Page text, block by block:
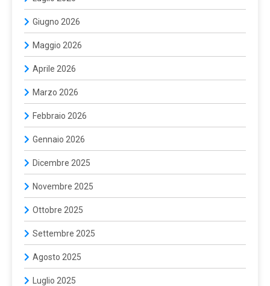
Giugno 2026
Maggio 2026
Aprile 2026
Marzo 2026
Febbraio 2026
Gennaio 2026
Dicembre 2025
Novembre 2025
Ottobre 2025
Settembre 2025
Agosto 2025
Luglio 2025